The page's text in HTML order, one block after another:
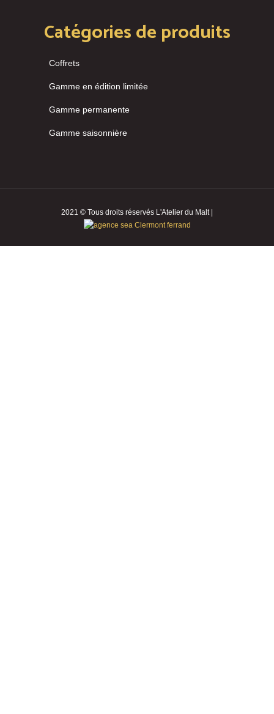
Catégories de produits
Coffrets
Gamme en édition limitée
Gamme permanente
Gamme saisonnière
2021 © Tous droits réservés L'Atelier du Malt |